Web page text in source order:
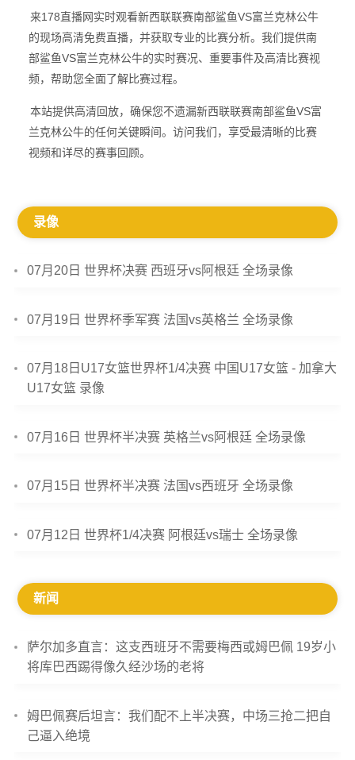
来178直播网实时观看新西联联赛南部鲨鱼VS富兰克林公牛
的现场高清免费直播，并获取专业的比赛分析。我们提供南
部鲨鱼VS富兰克林公牛的实时赛况、重要事件及高清比赛视
频，帮助您全面了解比赛过程。
本站提供高清回放，确保您不遗漏新西联联赛南部鲨鱼VS富
兰克林公牛的任何关键瞬间。访问我们，享受最清晰的比赛
视频和详尽的赛事回顾。
录像
07月20日 世界杯决赛 西班牙vs阿根廷 全场录像
07月19日 世界杯季军赛 法国vs英格兰 全场录像
07月18日U17女篮世界杯1/4决赛 中国U17女篮 - 加拿大
U17女篮 录像
07月16日 世界杯半决赛 英格兰vs阿根廷 全场录像
07月15日 世界杯半决赛 法国vs西班牙 全场录像
07月12日 世界杯1/4决赛 阿根廷vs瑞士 全场录像
新闻
萨尔加多直言：这支西班牙不需要梅西或姆巴佩 19岁小
将库巴西踢得像久经沙场的老将
姆巴佩赛后坦言：我们配不上半决赛，中场三抢二把自
己逼入绝境